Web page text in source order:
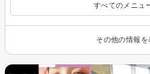
すべてのメニュ
その他の情報を